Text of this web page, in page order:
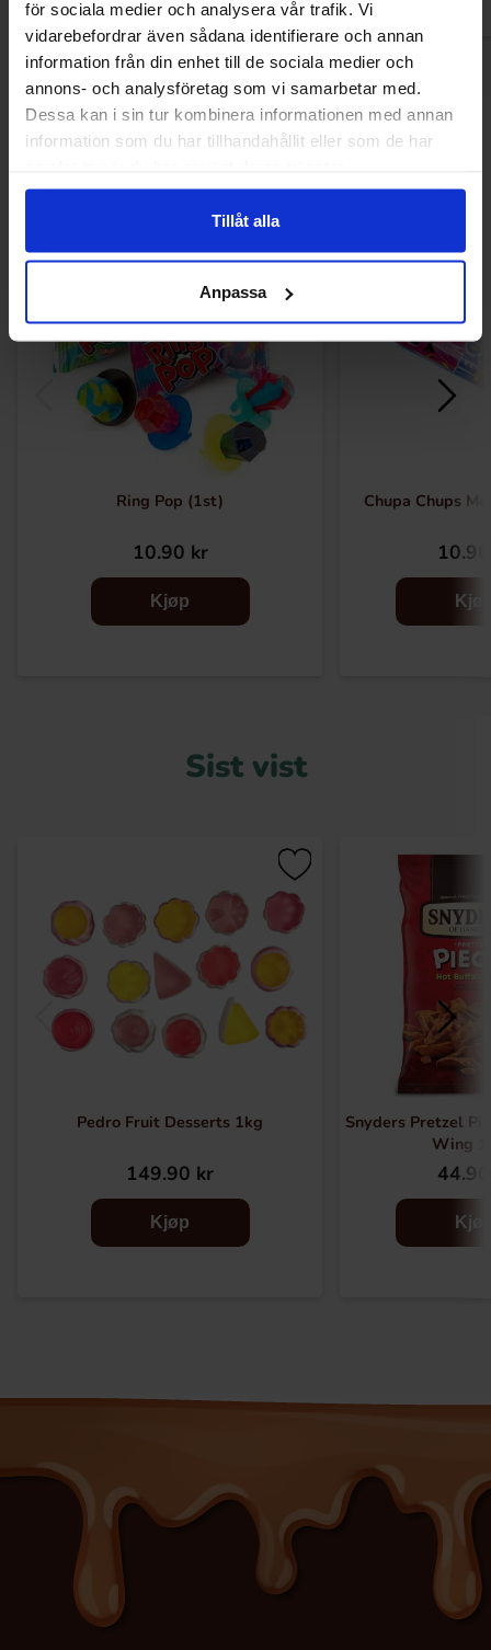
för sociala medier och analysera vår trafik. Vi
vidarebefordrar även sådana identifierare och annan
information från din enhet till de sociala medier och
annons- och analysföretag som vi samarbetar med.
Dessa kan i sin tur kombinera informationen med annan
information som du har tillhandahållit eller som de har
Tillåt alla
Anpassa
Andre kjøpte også
Ring Pop (1st)
10.90 kr
Kjøp
Chupa Chups
Sist vist
Pedro Fruit Desserts 1kg
149.90 kr
Kjøp
Snyders Pretzel
Wing